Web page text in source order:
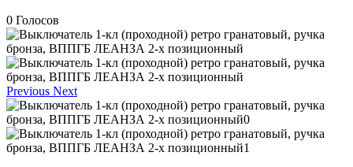
0 Голосов
Previous Next